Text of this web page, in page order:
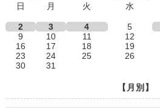
日
月 火 水
2
3 4 5
9
10 11 12
16
17 18 19
23
24 25 26
30
31
【月別】